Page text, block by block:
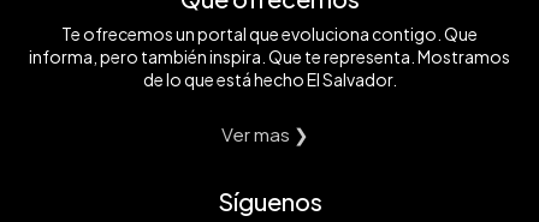
Te ofrecemos un portal que evoluciona contigo. Que
informa, pero también inspira. Que te representa. Mostramos
de lo que está hecho El Salvador.
Ver mas ❯
Síguenos